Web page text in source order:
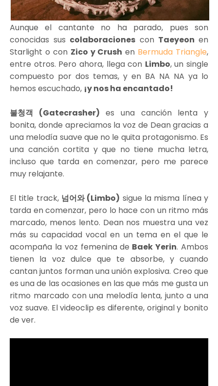
Aunque el cantante no ha parado, pues son
conocidas sus colaboraciones con Taeyeonen
Starlight o con Zico y Crush en Bermuda Triangle,
entre otros. Pero ahora, llega con Limbo, un single
compuesto por dos temas, y en BA NA NA ya lo
hemos escuchado, ¡y nos ha encantado!
불청객 (Gatecrasher) es una canción lenta y
bonita, donde apreciamos la voz de Dean gracias a
una melodía suave que no le quita protagonismo. Es
una canción cortita y que no tiene mucha letra,
incluso que tarda en comenzar, pero me parece
muy relajante.
El title track, 넘어와 (Limbo) sigue la misma línea y
tarda en comenzar, pero lo hace con un ritmo más
marcado, menos lento. Dean nos muestra una vez
más su capacidad vocal en un tema en el que le
acompaña la voz femenina de Baek Yerin. Ambos
tienen la voz dulce que te absorbe, y cuando
cantan juntos forman una unión explosiva. Creo que
es una de las ocasiones en las que más me gusta un
ritmo marcado con una melodía lenta, junto a una
voz suave. El videoclip es diferente, original y bonito
de ver.